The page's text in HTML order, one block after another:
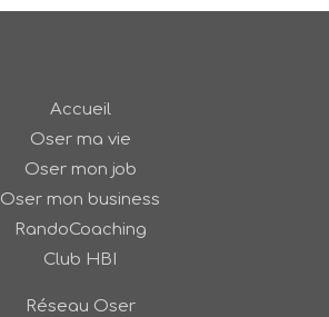
Accueil
Oser ma vie
Oser mon job
Oser mon business
RandoCoaching
Club HBI
Réseau Oser